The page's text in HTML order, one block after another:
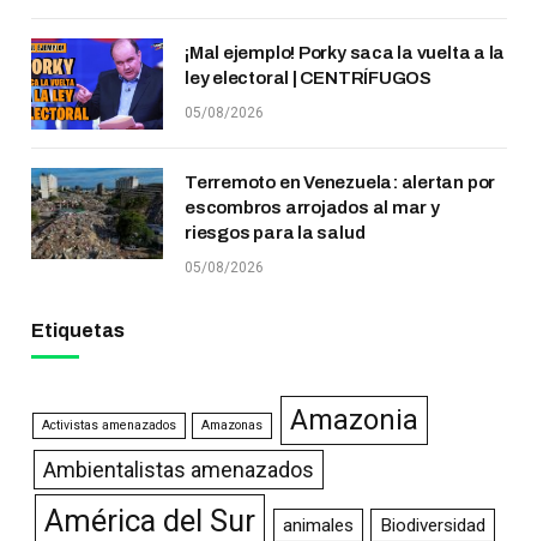
¡Mal ejemplo! Porky saca la vuelta a la
ley electoral | CENTRÍFUGOS
05/08/2026
Terremoto en Venezuela: alertan por
escombros arrojados al mar y
riesgos para la salud
05/08/2026
Etiquetas
Activistas amenazados Amazonas Amazonia
Ambientalistas amenazados
América del Sur animales Biodiversidad